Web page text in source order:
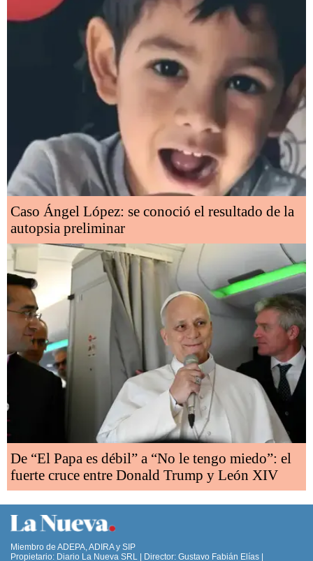
Caso Ángel López: se conoció el resultado de la
autopsia preliminar
De “El Papa es débil” a “No le tengo miedo”: el
fuerte cruce entre Donald Trump y León XIV
Miembro de ADEPA, ADIRA y SIP
Propietario: Diario La Nueva SRL | Director: Gustavo Fabián Elías |